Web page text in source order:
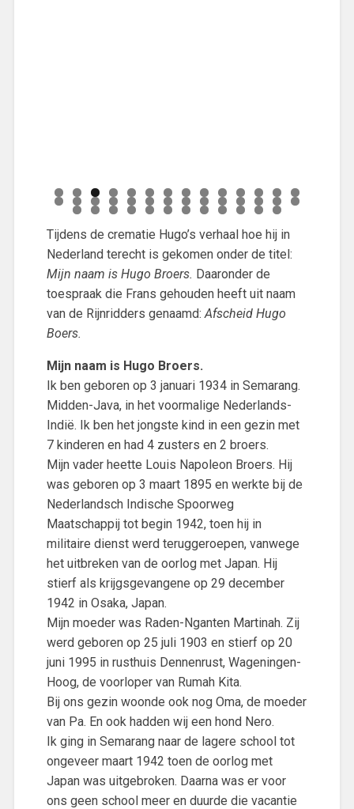
5 6 7 8 9 0 1 2 3 4 5 6 7
9 0 1 2 3 4 5 6 7 8 9 0
Tijdens de crematie Hugo’s verhaal hoe hij in
Nederland terecht is gekomen onder de titel:
Mijn naam is Hugo Broers. Daaronder de
toespraak die Frans gehouden heeft uit naam
van de Rijnridders genaamd:Afscheid Hugo
Boers.
Mijn naam is Hugo Broers.
Ik ben geboren op 3 januari 1934 in Semarang.
Midden-Java, in het voormalige Nederlands-
Indië. Ik ben het jongste kind in een gezin met
7 kinderen en had 4 zusters en 2 broers.
Mijn vader heette Louis Napoleon Broers. Hij
was geboren op 3 maart 1895 en werkte bij de
Nederlandsch Indische Spoorweg
Maatschappij tot begin 1942, toen hij in
militaire dienst werd teruggeroepen, vanwege
het uitbreken van de oorlog met Japan. Hij
stierf als krijgsgevangene op 29 december
1942 in Osaka, Japan.
Mijn moeder was Raden-Nganten Martinah. Zij
werd geboren op 25 juli 1903 en stierf op 20
juni 1995 in rusthuis Dennenrust, Wageningen-
Hoog, de voorloper van Rumah Kita.
Bij ons gezin woonde ook nog Oma, de moeder
van Pa. En ook hadden wij een hond Nero.
Ik ging in Semarang naar de lagere school tot
ongeveer maart 1942 toen de oorlog met
Japan was uitgebroken. Daarna was er voor
ons geen school meer en duurde die vacantie